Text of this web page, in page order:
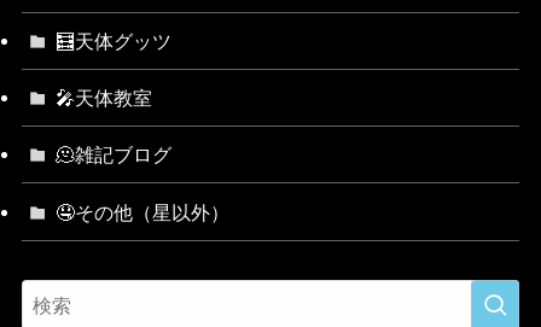
🧮天体グッツ
🎤天体教室
🫠雑記ブログ
🤤その他（星以外）